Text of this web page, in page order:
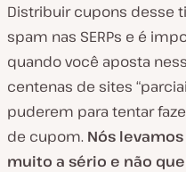
Distribuir cupons desse
spam nas SERPs e é
quando você aposta
centenas de sites
puderem para tentar
de cupom. Nós
muito a sério e não